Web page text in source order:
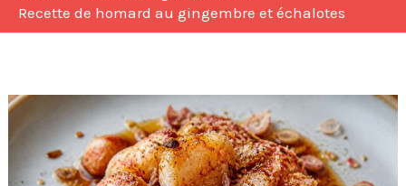
Recette de homard au gingembre et échalotes